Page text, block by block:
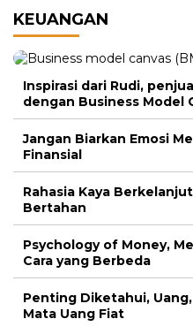
KEUANGAN
Inspirasi dari Rudi,
dengan Business Model
Jangan Biarkan Emosi
Finansial
Rahasia Kaya
Bertahan
Psychology of Money,
Cara yang Berbeda
Penting Diketahui, Uang,
Mata Uang Fiat